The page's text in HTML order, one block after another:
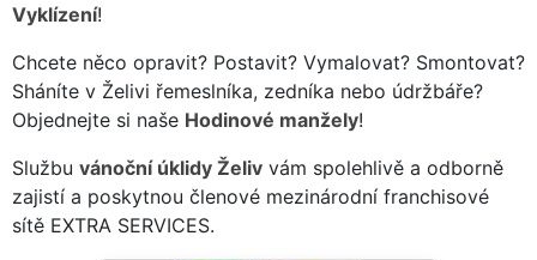
Vyklízení!
Chcete něco opravit? Postavit? Vymalovat? Smontovat?
Sháníte v Želivi řemeslníka, zedníka nebo údržbáře?
Objednejte si naše Hodinové manžely!
Službu vánoční úklidy Želiv vám spolehlivě a odborně
zajistí a poskytnou členové mezinárodní franchisové
sítě EXTRA SERVICES.